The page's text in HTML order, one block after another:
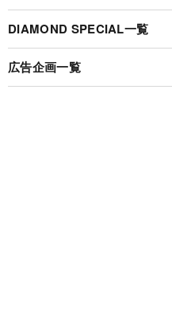
DIAMOND SPECIAL一覧
広告企画一覧